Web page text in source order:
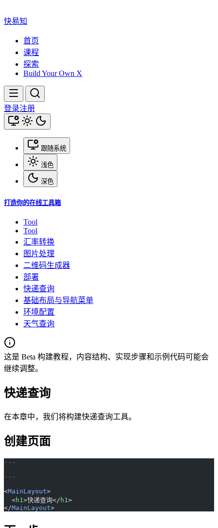
快易知
首页
课程
探索
Build Your Own X
登录注册
跟随系统
浅色
深色
打造你的在线工具箱
Tool
Tool
汇率转换
图片处理
二维码生成器
部署
快递查询
基础布局与导航菜单
环境配置
天气查询
这是 Beta 构建教程，内容结构、实现步骤和示例代码可能会
继续调整。
快递查询
在本章中，我们将构建快递查询工具。
创建页面
---
---
<MainLayout>
  <
h1 >快递查询</ h1 >
</MainLayout>